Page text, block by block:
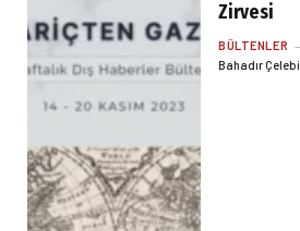
Zirvesi
BÜLTENLER
Bahadır Çelebi